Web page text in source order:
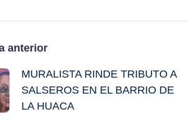
anterior
MURALISTA RINDE TRIBUTO A
SALSEROS EN EL BARRIO DE
LA HUACA